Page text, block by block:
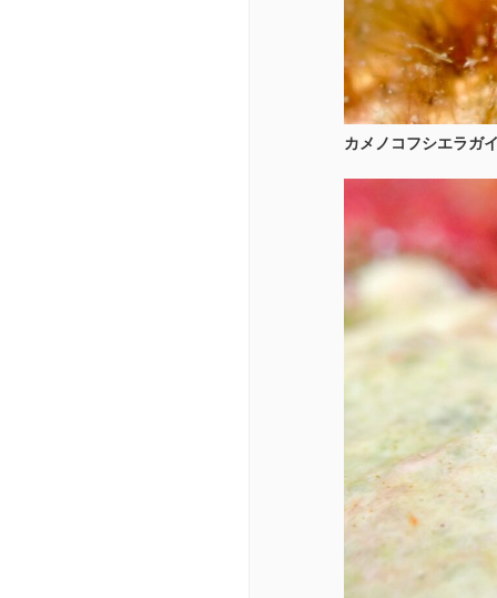
カメノコフシエラガ